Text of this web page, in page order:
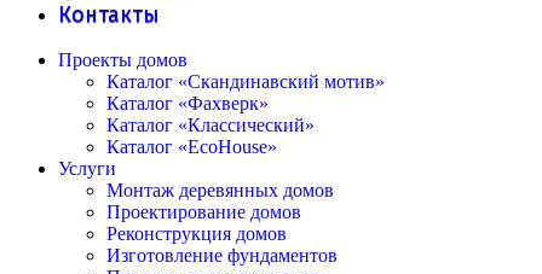
Контакты
Проекты домов
Каталог «Скандинавский мотив»
Каталог «Фахверк»
Каталог «Классический»
Каталог «EcoHouse»
Услуги
Монтаж деревянных домов
Проектирование домов
Реконструкция домов
Изготовление фундаментов